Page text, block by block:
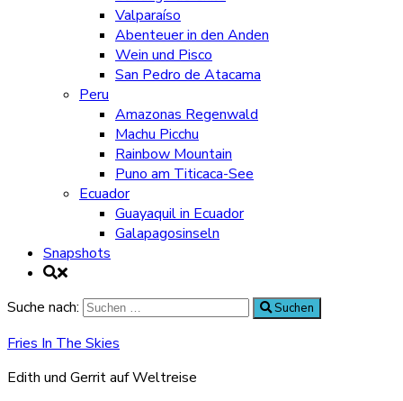
Valparaíso
Abenteuer in den Anden
Wein und Pisco
San Pedro de Atacama
Peru
Amazonas Regenwald
Machu Picchu
Rainbow Mountain
Puno am Titicaca-See
Ecuador
Guayaquil in Ecuador
Galapagosinseln
Snapshots
Suche nach: Suchen
Fries In The Skies
Edith und Gerrit auf Weltreise